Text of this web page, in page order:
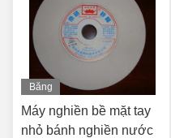
Băng
hình
Máy nghiền bề mặt tay
nhỏ bánh nghiền nước